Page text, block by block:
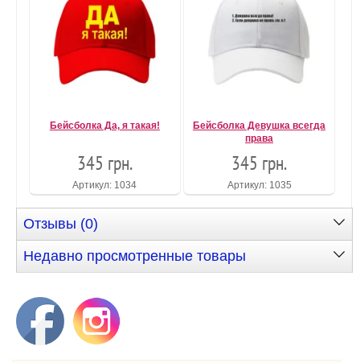
Бейсболка Да, я такая!
345 грн.
Артикул: 1034
Бейсболка Девушка всегда
права
345 грн.
Артикул: 1035
Отзывы (0)
Недавно просмотренные товары